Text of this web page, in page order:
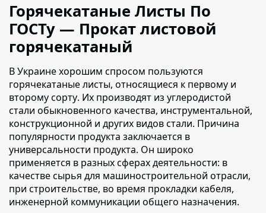
Горячекатаные Листы По
ГОСТу — Прокат листовой
горячекатаный
В Украине хорошим спросом пользуются
горячекатаные листы, относящиеся к первому и
второму сорту. Их производят из углеродистой
стали обыкновенного качества, инструментальной,
конструкционной и других видов стали. Причина
популярности продукта заключается в
универсальности продукта. Он широко
применяется в разных сферах деятельности: в
качестве сырья для машиностроительной отрасли,
при строительстве, во время прокладки кабеля,
инженерной коммуникации общего назначения.